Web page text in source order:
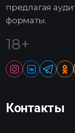
предлагая
форматы.
18+
Контакты